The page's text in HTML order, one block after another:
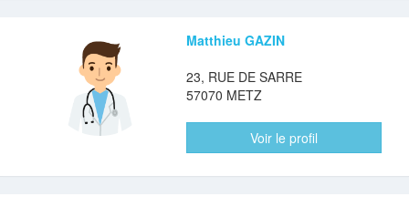
Matthieu GAZIN
23, RUE DE SARRE
57070 METZ
Voir le profil